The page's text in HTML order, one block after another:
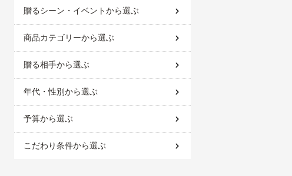
贈るシーン・イベントから選ぶ
商品カテゴリーから選ぶ
贈る相手から選ぶ
年代・性別から選ぶ
予算から選ぶ
こだわり条件から選ぶ